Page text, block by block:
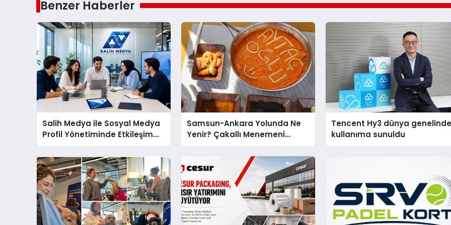
Benzer Haberler
Salih Medya ile Sosyal Medya
Profil Yönetiminde Etkileşim
Artırma Yöntemleri
Samsun-Ankara Yolunda Ne
Yenir? Çakallı Menemeni
Molası
Tencent Hy3 dünya
kullanıma sunuldu